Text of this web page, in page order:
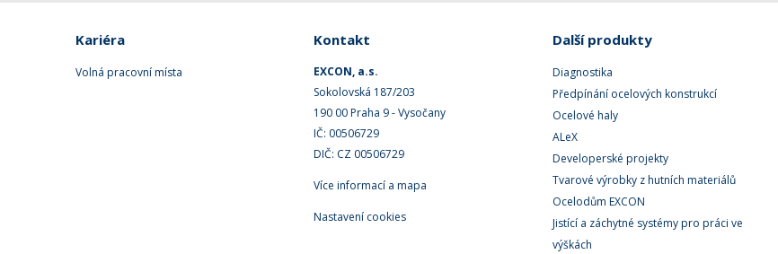
Kariéra
Volná pracovní místa
Kontakt
EXCON, a.s.
Sokolovská 187/203
190 00 Praha 9 - Vysočany
IČ: 00506729
DIČ: CZ 00506729
Více informací a mapa
Nastavení cookies
Další produkty
Diagnostika
Předpínání ocelových konstrukcí
Ocelové haly
ALeX
Developerské projekty
Tvarové výrobky z hutních materiálů
Ocelodům EXCON
Jistící a záchytné systémy pro práci ve
výškách